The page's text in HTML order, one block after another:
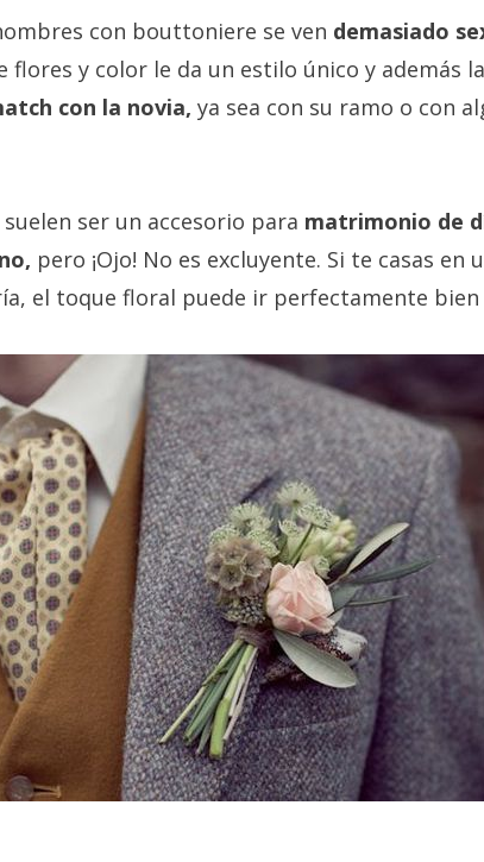
con bouttoniere se ven demasiado
flores y color le da un estilo único y además
con la novia, ya sea con su ramo o con
ser un accesorio para matrimonio de
pero ¡Ojo! No es excluyente. Si te casas
el toque floral puede ir perfectamente